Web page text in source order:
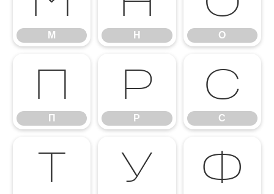
М Н О
П
П
Р
Р
С
С
Т У Ф